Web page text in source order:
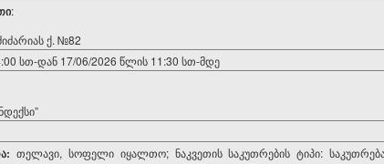
:
ქ. №82
სთ-დან 17/06/2026 წლის 11:30 სთ-მდე
თელავი, სოფელი იყალთო; ნაკვეთის საკუთრების ტიპი: